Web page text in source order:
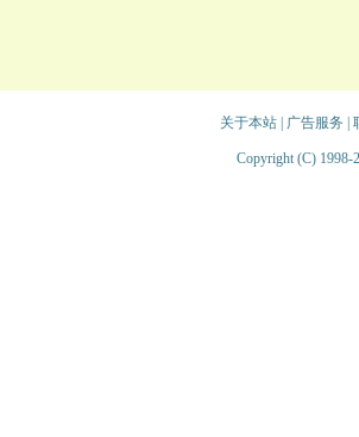
关于本站| 广告服务
Copyright (C) 1998-